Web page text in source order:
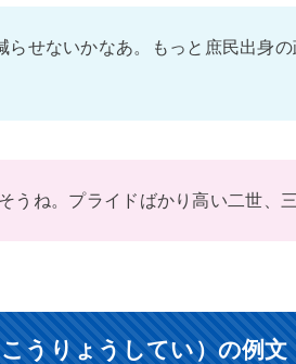
らせないかなあ。もっと庶民出身
そうね。プライドばかり高い二世、
うりょうしてい）の例文